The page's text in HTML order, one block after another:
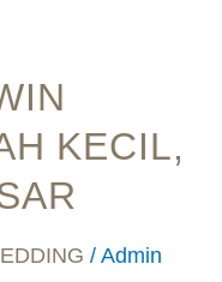
KECIL,
/ Admin